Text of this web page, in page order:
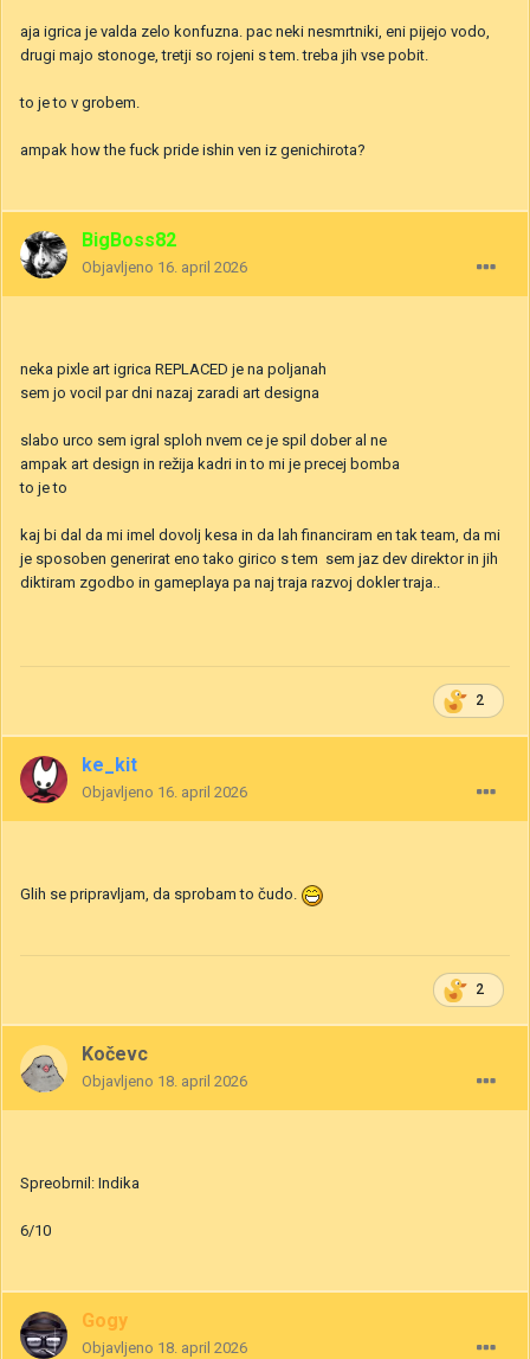
aja igrica je valda zelo konfuzna. pac neki nesmrtniki, eni pijejo vodo,
drugi majo stonoge, tretji so rojeni s tem. treba jih vse pobit.
to je to v grobem.
ampak how the fuck pride ishin ven iz genichirota?
BigBoss82
Objavljeno 16. april 2026
neka pixle art igrica REPLACED je na poljanah
sem jo vocil par dni nazaj zaradi art designa
slabo urco sem igral sploh nvem ce je spil dober al ne
ampak art design in režija kadri in to mi je precej bomba
to je to
kaj bi dal da mi imel dovolj kesa in da lah financiram en tak team, da mi
je sposoben generirat eno tako girico s tem sem jaz dev direktor in jih
diktiram zgodbo in gameplaya pa naj traja razvoj dokler traja..
2
ke_kit
Objavljeno 16. april 2026
Glih se pripravljam, da sprobam to čudo.
2
Kočevc
Objavljeno 18. april 2026
Spreobrnil: Indika
6/10
Gogy
Objavljeno 18. april 2026